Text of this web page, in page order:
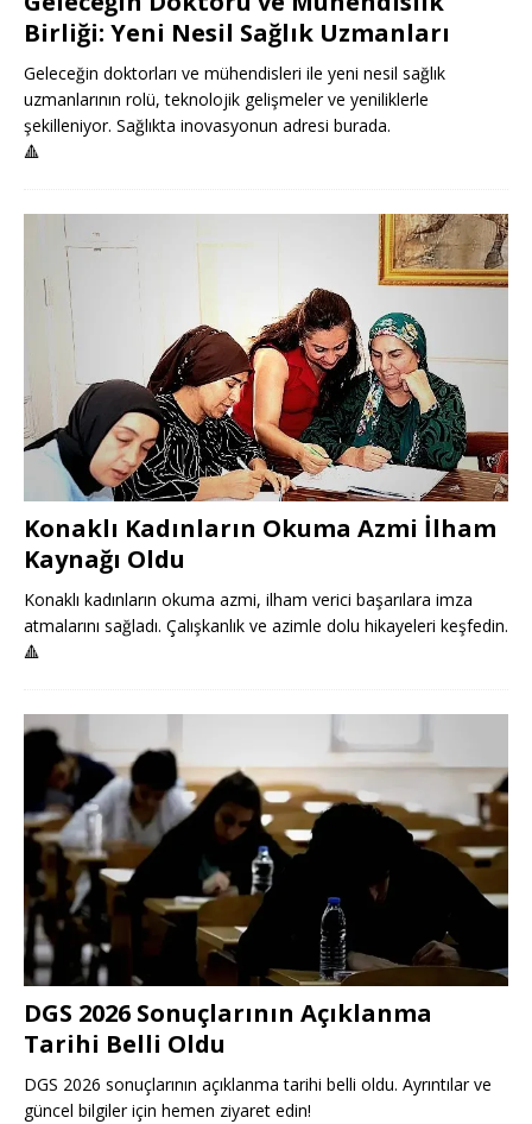
Birliği: Yeni Nesil Sağlık Uzmanları
Geleceğin doktorları ve mühendisleri ile yeni nesil sağlık
uzmanlarının rolü, teknolojik gelişmeler ve yeniliklerle
şekilleniyor. Sağlıkta inovasyonun adresi burada.
🔺
Konaklı Kadınların Okuma Azmi İlham
Kaynağı Oldu
Konaklı kadınların okuma azmi, ilham verici başarılara imza
atmalarını sağladı. Çalışkanlık ve azimle dolu hikayeleri keşfedin.
🔺
DGS 2026 Sonuçlarının Açıklanma
Tarihi Belli Oldu
DGS 2026 sonuçlarının açıklanma tarihi belli oldu. Ayrıntılar ve
güncel bilgiler için hemen ziyaret edin!